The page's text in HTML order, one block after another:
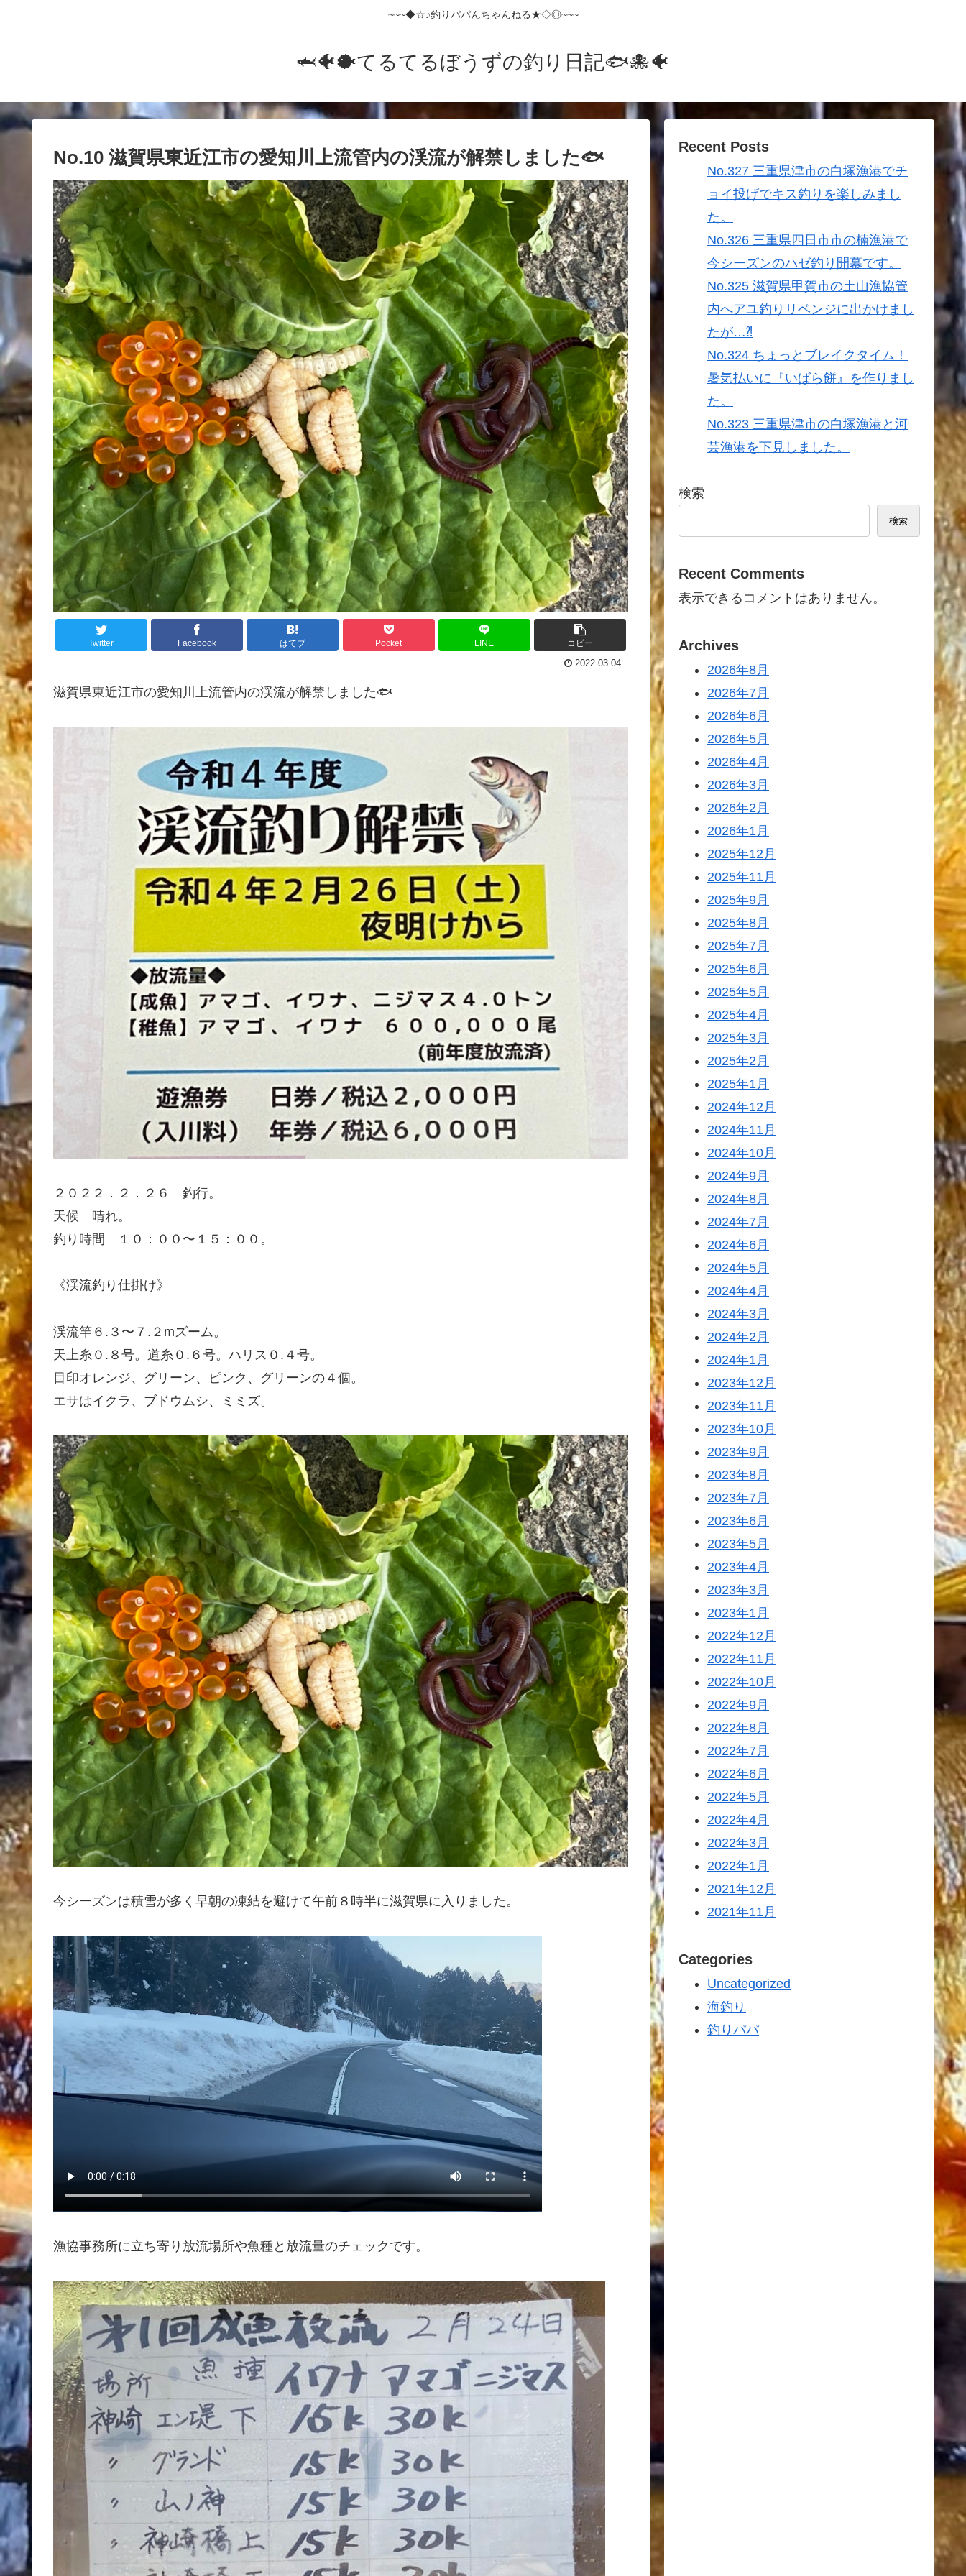
~~~◆☆♪釣りパパんちゃんねる★◇◎~~~
🦈🐠🐡てるてるぼうずの釣り日記🐟️🐙🐠
No.10 滋賀県東近江市の愛知川上流管内の渓流が解禁しました🐟
Twitter Facebook はてブ Pocket LINE コピー
2022.03.04
滋賀県東近江市の愛知川上流管内の渓流が解禁しました🐟
２０２２．２．２６ 釣行。
天候 晴れ。
釣り時間 １０：００〜１５：００。
《渓流釣り仕掛け》
渓流竿６.３〜７.２mズーム。
天上糸０.８号。道糸０.６号。ハリス０.４号。
目印オレンジ、グリーン、ピンク、グリーンの４個。
エサはイクラ、ブドウムシ、ミミズ。
今シーズンは積雪が多く早朝の凍結を避けて午前８時半に滋賀県に入りました。
漁協事務所に立ち寄り放流場所や魚種と放流量のチェックです。
Recent Posts
No.327 三重県津市の白塚漁港でチ
ョイ投げでキス釣りを楽しみまし
た。
No.326 三重県四日市市の楠漁港で
今シーズンのハゼ釣り開幕です。
No.325 滋賀県甲賀市の土山漁協管
内へアユ釣りリベンジに出かけまし
たが…⁈
No.324 ちょっとブレイクタイム！
暑気払いに『いばら餅』を作りまし
た。
No.323 三重県津市の白塚漁港と河
芸漁港を下見しました。
検索
検索
Recent Comments
表示できるコメントはありません。
Archives
2026年8月
2026年7月
2026年6月
2026年5月
2026年4月
2026年3月
2026年2月
2026年1月
2025年12月
2025年11月
2025年9月
2025年8月
2025年7月
2025年6月
2025年5月
2025年4月
2025年3月
2025年2月
2025年1月
2024年12月
2024年11月
2024年10月
2024年9月
2024年8月
2024年7月
2024年6月
2024年5月
2024年4月
2024年3月
2024年2月
2024年1月
2023年12月
2023年11月
2023年10月
2023年9月
2023年8月
2023年7月
2023年6月
2023年5月
2023年4月
2023年3月
2023年1月
2022年12月
2022年11月
2022年10月
2022年9月
2022年8月
2022年7月
2022年6月
2022年5月
2022年4月
2022年3月
2022年1月
2021年12月
2021年11月
Categories
Uncategorized
海釣り
釣りパパ